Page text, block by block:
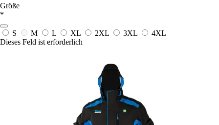
Größe
*
S M L XL 2XL 3XL
4XL
Dieses Feld ist erforderlich